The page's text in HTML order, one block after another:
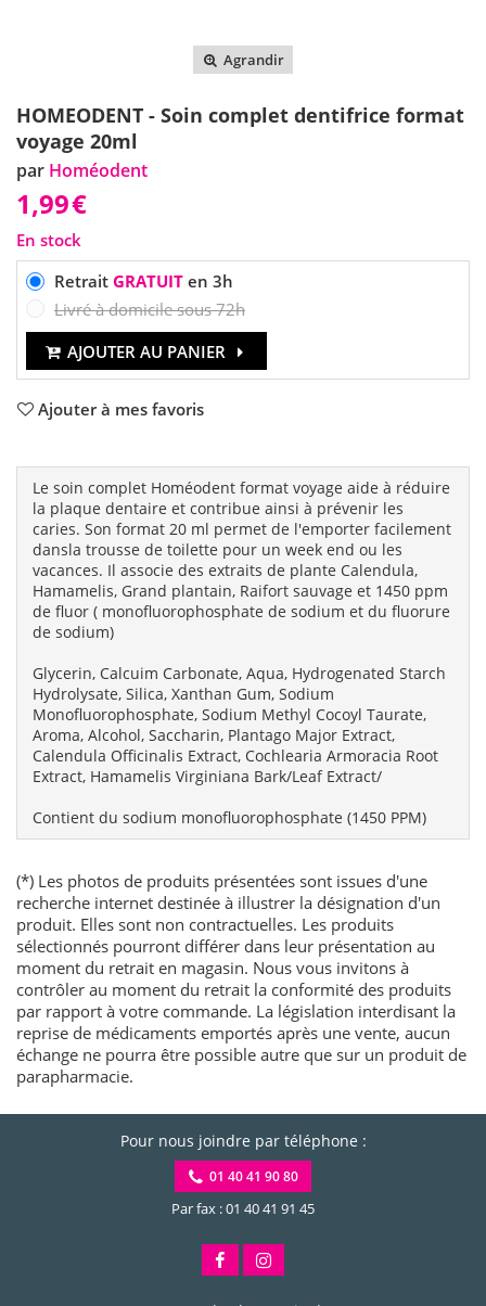
Agrandir
HOMEODENT - Soin complet dentifrice format
voyage 20ml
par Homéodent
1,99€
En stock
Retrait GRATUITen 3h
Livré à domicile sous 72h
AJOUTER AU PANIER
Ajouter à mes favoris
Le soin complet Homéodent format voyage aide à réduire
la plaque dentaire et contribue ainsi à prévenir les
caries. Son format 20 ml permet de l'emporter facilement
dansla trousse de toilette pour un week end ou les
vacances. Il associe des extraits de plante Calendula,
Hamamelis, Grand plantain, Raifort sauvage et 1450 ppm
de fluor ( monofluorophosphate de sodium et du fluorure
de sodium)
Glycerin, Calcuim Carbonate, Aqua, Hydrogenated Starch
Hydrolysate, Silica, Xanthan Gum, Sodium
Monofluorophosphate, Sodium Methyl Cocoyl Taurate,
Aroma, Alcohol, Saccharin, Plantago Major Extract,
Calendula Officinalis Extract, Cochlearia Armoracia Root
Extract, Hamamelis Virginiana Bark/Leaf Extract/
Contient du sodium monofluorophosphate (1450 PPM)
(*) Les photos de produits présentées sont issues d'une
recherche internet destinée à illustrer la désignation d'un
produit. Elles sont non contractuelles. Les produits
sélectionnés pourront différer dans leur présentation au
moment du retrait en magasin. Nous vous invitons à
contrôler au moment du retrait la conformité des produits
par rapport à votre commande. La législation interdisant la
reprise de médicaments emportés après une vente, aucun
échange ne pourra être possible autre que sur un produit de
parapharmacie.
Pour nous joindre par téléphone :
01 40 41 90 80
Par fax : 01 40 41 91 45